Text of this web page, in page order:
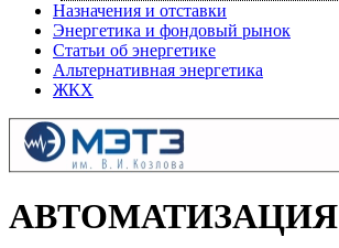
Назначения и отставки
Энергетика и фондовый рынок
Статьи об энергетике
Альтернативная энергетика
ЖКХ
АВТОМАТИЗАЦИЯ